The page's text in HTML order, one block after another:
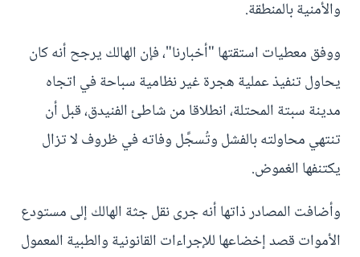
والأمنية بالمنطقة.
ووفق معطيات استقتها "أخبارنا"، فإن الهالك يرجح أنه كان
يحاول تنفيذ عملية هجرة غير نظامية سباحة في اتجاه
مدينة سبتة المحتلة، انطلاقا من شاطئ الفنيدق، قبل أن
تنتهي محاولته بالفشل وتُسجَّل وفاته في ظروف لا تزال
يكتنفها الغموض.
وأضافت المصادر ذاتها أنه جرى نقل جثة الهالك إلى مستودع
الأموات قصد إخضاعها للإجراءات القانونية والطبية المعمول